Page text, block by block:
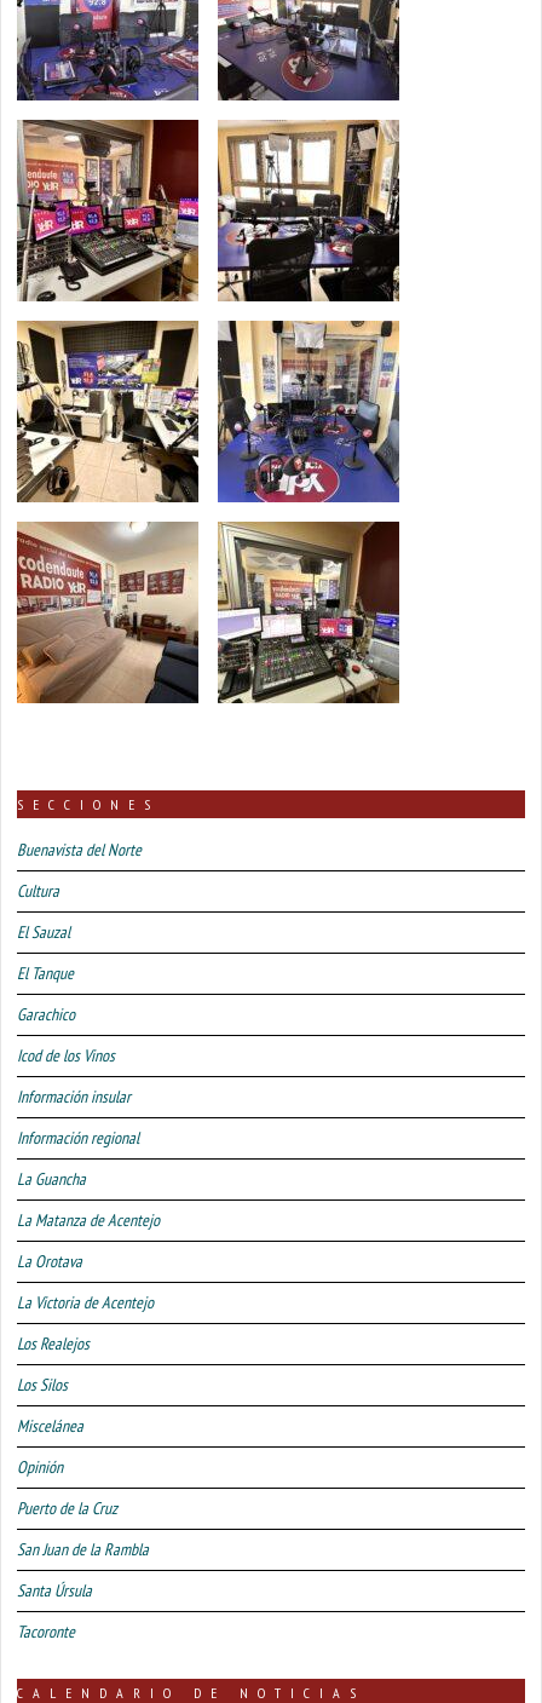
SECCIONES
Buenavista del Norte
Cultura
El Sauzal
El Tanque
Garachico
Icod de los Vinos
Información insular
Información regional
La Guancha
La Matanza de Acentejo
La Orotava
La Victoria de Acentejo
Los Realejos
Los Silos
Miscelánea
Opinión
Puerto de la Cruz
San Juan de la Rambla
Santa Úrsula
Tacoronte
CALENDARIO DE NOTICIAS